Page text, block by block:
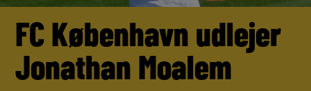
FC København udlejer
Jonathan Moalem